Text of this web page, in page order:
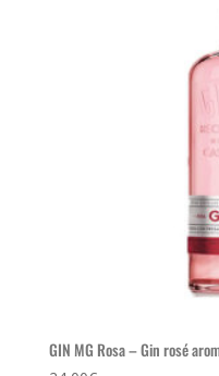
GIN MG Rosa – Gin rosé